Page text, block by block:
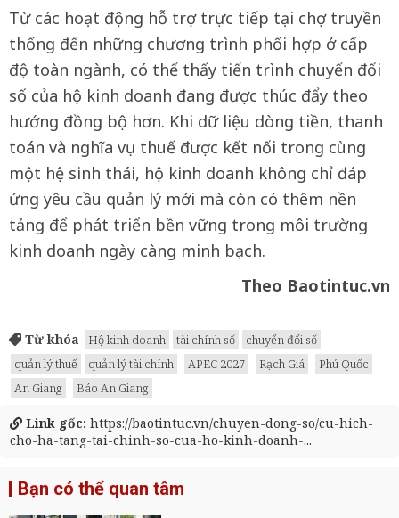
Từ các hoạt động hỗ trợ trực tiếp tại chợ truyền
thống đến những chương trình phối hợp ở cấp
độ toàn ngành, có thể thấy tiến trình chuyển đổi
số của hộ kinh doanh đang được thúc đẩy theo
hướng đồng bộ hơn. Khi dữ liệu dòng tiền, thanh
toán và nghĩa vụ thuế được kết nối trong cùng
một hệ sinh thái, hộ kinh doanh không chỉ đáp
ứng yêu cầu quản lý mới mà còn có thêm nền
tảng để phát triển bền vững trong môi trường
kinh doanh ngày càng minh bạch.
Theo Baotintuc.vn
Từ khóa Hộ kinh doanh tài chính số
chuyển đổi số
quản lý thuế
quản lý tài chính APEC 2027 Rạch Giá
Phú Quốc
An Giang
Báo An Giang
Link gốc: https://baotintuc.vn/chuyen-dong-so/cu-hich-
cho-ha-tang-tai-chinh-so-cua-ho-kinh-doanh-...
Bạn có thể quan tâm